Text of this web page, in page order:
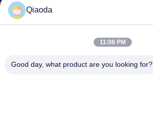
de trekker van de
8188867
Qiaoda
11:06 PM
Good day, what product are you looking for?